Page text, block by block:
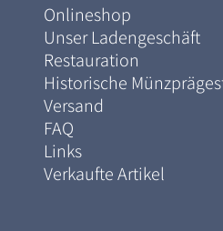
Onlineshop
Unser Ladengeschäft
Restauration
Historische
Versand
FAQ
Links
Verkaufte Artikel